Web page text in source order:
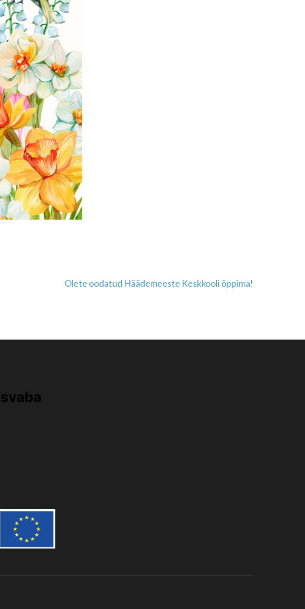
Olete oodatud Häädemeeste Keskkooli õppima!